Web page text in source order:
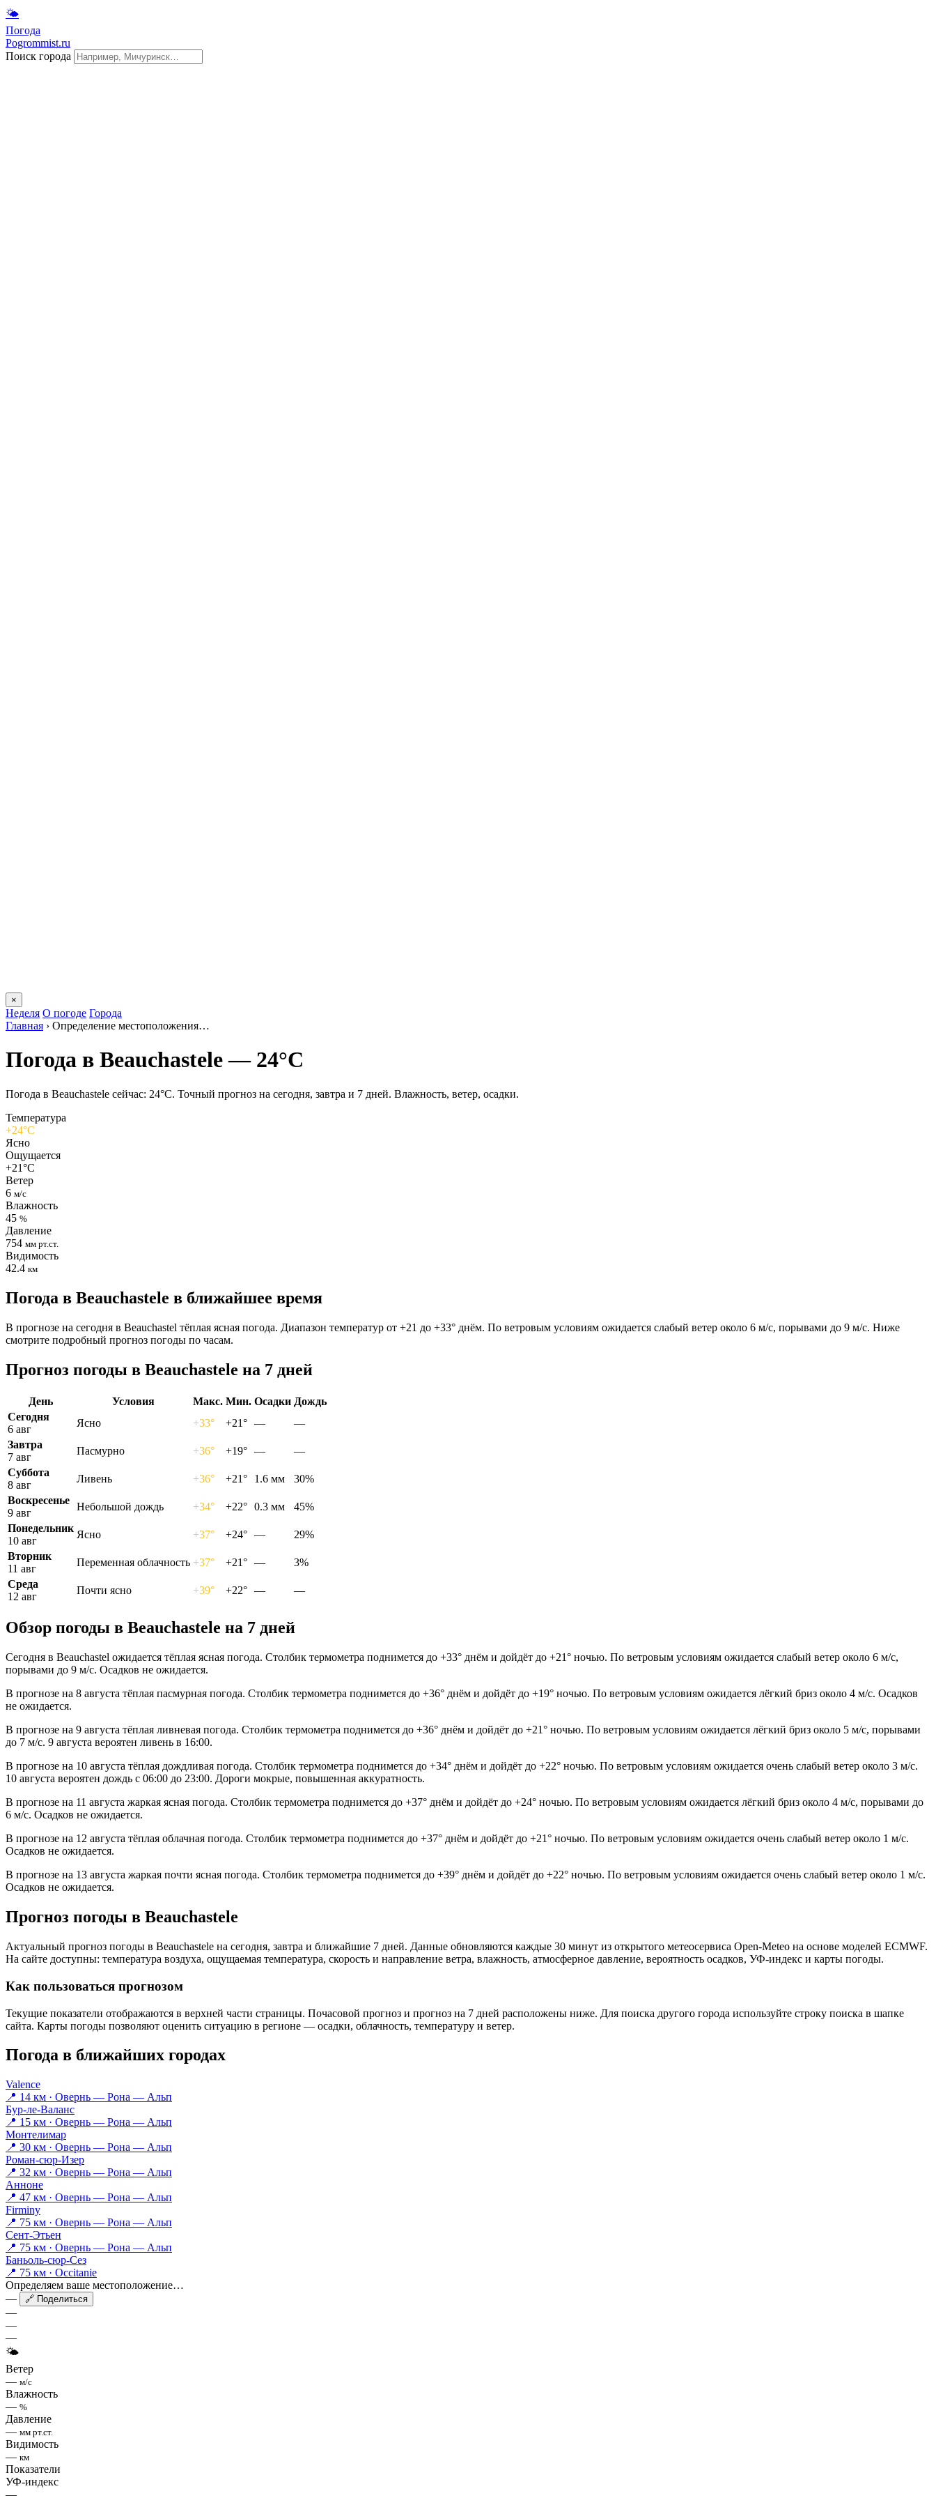
🌤
Погода
Pogrommist.ru
Поиск города
×
Неделя О погоде Города
Главная › Определение местоположения…
Погода в Beauchastelе — 24°C
Погода в Beauchastelе сейчас: 24°C. Точный прогноз на сегодня, завтра и 7 дней. Влажность, ветер, осадки.
Температура
+24°C
Ясно
Ощущается
+21°C
Ветер
6 м/с
Влажность
45 %
Давление
754 мм рт.ст.
Видимость
42.4 км
Погода в Beauchastelе в ближайшее время
В прогнозе на сегодня в Beauchastel тёплая ясная погода. Диапазон температур от +21 до +33° днём. По ветровым условиям ожидается слабый ветер около 6 м/с, порывами до 9 м/с. Ниже
смотрите подробный прогноз погоды по часам.
Прогноз погоды в Beauchastelе на 7 дней
День Условия Макс. Мин. Осадки Дождь
Сегодня
6 авг
Ясно +33° +21° —
—
Завтра
7 авг
Пасмурно +36° +19° —
—
Суббота
8 авг
Ливень +36° +21° 1.6 мм
30%
Воскресенье
9 авг
Небольшой дождь +34° +22° 0.3 мм
45%
Понедельник
10 авг
Ясно +37° +24° —
29%
Вторник
11 авг
Переменная облачность +37° +21° —
3%
Среда
12 авг
Почти ясно +39° +22° — —
Обзор погоды в Beauchastelе на 7 дней
Сегодня в Beauchastel ожидается тёплая ясная погода. Столбик термометра поднимется до +33° днём и дойдёт до +21° ночью. По ветровым условиям ожидается слабый ветер около 6 м/с,
порывами до 9 м/с. Осадков не ожидается.
В прогнозе на 8 августа тёплая пасмурная погода. Столбик термометра поднимется до +36° днём и дойдёт до +19° ночью. По ветровым условиям ожидается лёгкий бриз около 4 м/с. Осадков
не ожидается.
В прогнозе на 9 августа тёплая ливневая погода. Столбик термометра поднимется до +36° днём и дойдёт до +21° ночью. По ветровым условиям ожидается лёгкий бриз около 5 м/с, порывами
до 7 м/с. 9 августа вероятен ливень в 16:00.
В прогнозе на 10 августа тёплая дождливая погода. Столбик термометра поднимется до +34° днём и дойдёт до +22° ночью. По ветровым условиям ожидается очень слабый ветер около 3 м/с.
10 августа вероятен дождь с 06:00 до 23:00. Дороги мокрые, повышенная аккуратность.
В прогнозе на 11 августа жаркая ясная погода. Столбик термометра поднимется до +37° днём и дойдёт до +24° ночью. По ветровым условиям ожидается лёгкий бриз около 4 м/с, порывами до
6 м/с. Осадков не ожидается.
В прогнозе на 12 августа тёплая облачная погода. Столбик термометра поднимется до +37° днём и дойдёт до +21° ночью. По ветровым условиям ожидается очень слабый ветер около 1 м/с.
Осадков не ожидается.
В прогнозе на 13 августа жаркая почти ясная погода. Столбик термометра поднимется до +39° днём и дойдёт до +22° ночью. По ветровым условиям ожидается очень слабый ветер около 1 м/с.
Осадков не ожидается.
Прогноз погоды в Beauchastelе
Актуальный прогноз погоды в Beauchastelе на сегодня, завтра и ближайшие 7 дней. Данные обновляются каждые 30 минут из открытого метеосервиса Open-Meteo на основе моделей ECMWF.
На сайте доступны: температура воздуха, ощущаемая температура, скорость и направление ветра, влажность, атмосферное давление, вероятность осадков, УФ-индекс и карты погоды.
Как пользоваться прогнозом
Текущие показатели отображаются в верхней части страницы. Почасовой прогноз и прогноз на 7 дней расположены ниже. Для поиска другого города используйте строку поиска в шапке
сайта. Карты погоды позволяют оценить ситуацию в регионе — осадки, облачность, температуру и ветер.
Погода в ближайших городах
Valence
📍 14 км · Овернь — Рона — Альп
Бур-ле-Валанс
📍 15 км · Овернь — Рона — Альп
Монтелимар
📍 30 км · Овернь — Рона — Альп
Роман-сюр-Изер
📍 32 км · Овернь — Рона — Альп
Анноне
📍 47 км · Овернь — Рона — Альп
Firminy
📍 75 км · Овернь — Рона — Альп
Сент-Этьен
📍 75 км · Овернь — Рона — Альп
Баньоль-сюр-Сез
📍 75 км · Occitanie
Определяем ваше местоположение…
—
🔗 Поделиться
—
—
—
🌤
Ветер
— м/с
Влажность
— %
Давление
— мм рт.ст.
Видимость
— км
Показатели
УФ-индекс
—